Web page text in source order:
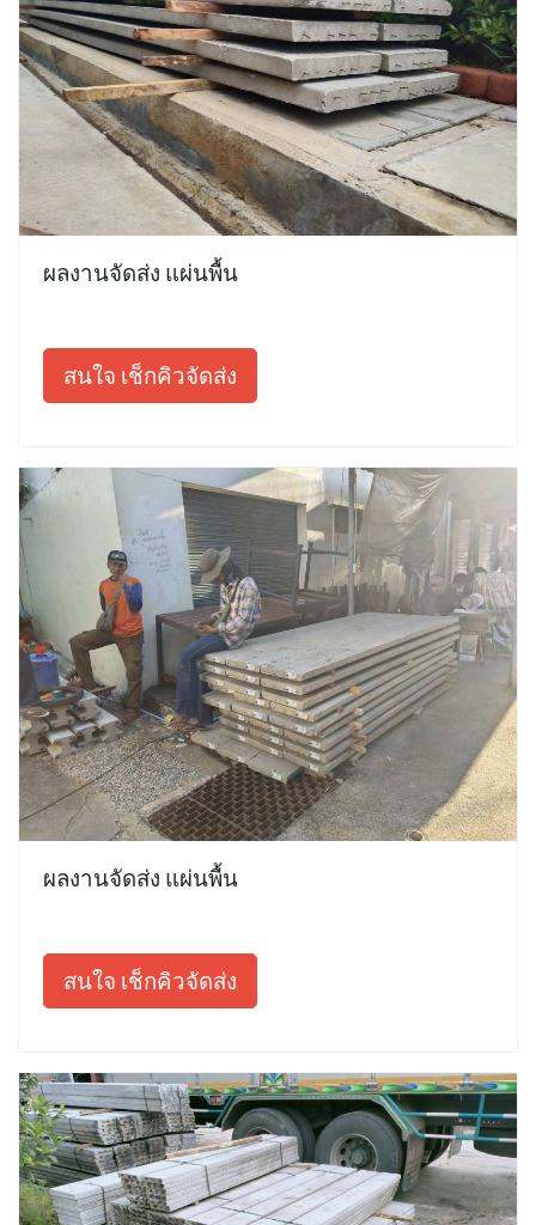
ผลงานจัดส่ง แผ่นพื้น
สนใจ เช็กคิวจัดส่ง
ผลงานจัดส่ง แผ่นพื้น
สนใจ เช็กคิวจัดส่ง